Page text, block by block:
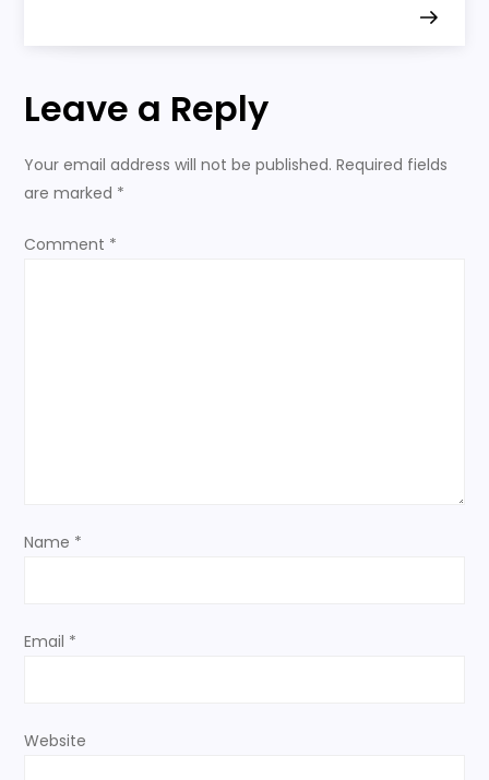
n
a
o
Leave a Reply
Your email address will not be published. Required fields
are marked *
Comment *
Name *
Email *
Website